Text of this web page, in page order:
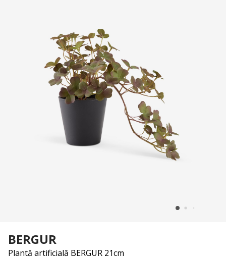
BERGUR
Plantă artificială BERGUR 21cm